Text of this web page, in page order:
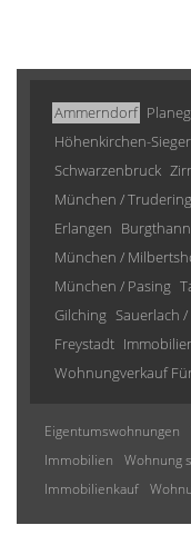
Ammerndorf
Höhenkirchen-
Schwarzenbruck
München / Trudering
Erlangen Burgthann
München /
München / Pasing
Gilching Sauerlach
Freystadt
Wohnungverkauf
Eigentumswohnungen
Immobilien
Wohnung
Immobilienkauf